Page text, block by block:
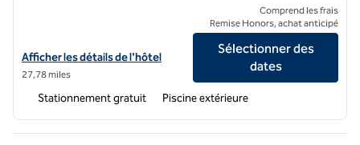
Afficher les détails de l'hôtel pour ROKU KYOTO, LXR Hotels &
Afficher les détails de l'hôtel
27,78 miles
Comprend les frais
Remise Honors, achat anticipé
Sélectionner des
dates
Stationnement gratuit Piscine extérieure